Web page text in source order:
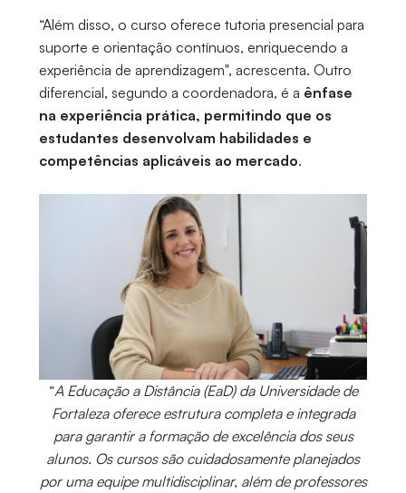
“Além disso, o curso oferece tutoria presencial para
suporte e orientação contínuos, enriquecendo a
experiência de aprendizagem", acrescenta. Outro
diferencial, segundo a coordenadora, é a ênfase
na experiência prática, permitindo que os
estudantes desenvolvam habilidades e
competências aplicáveis ao mercado.
“A Educação a Distância (EaD) da Universidade de
Fortaleza oferece estrutura completa e integrada
para garantir a formação de excelência dos seus
alunos. Os cursos são cuidadosamente planejados
por uma equipe multidisciplinar, além de professores